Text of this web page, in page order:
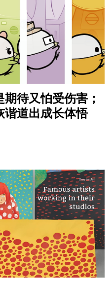
待又怕受伤害；
谐道出成长体悟